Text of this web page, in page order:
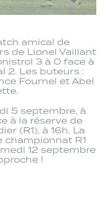
amical de
de Lionel Vaillant
3 à 0 face à
2. Les buteurs :
Fournel et Abel
5 septembre, à
à la réserve de
(R1), à 16h. La
championnat R1
12 septembre
!